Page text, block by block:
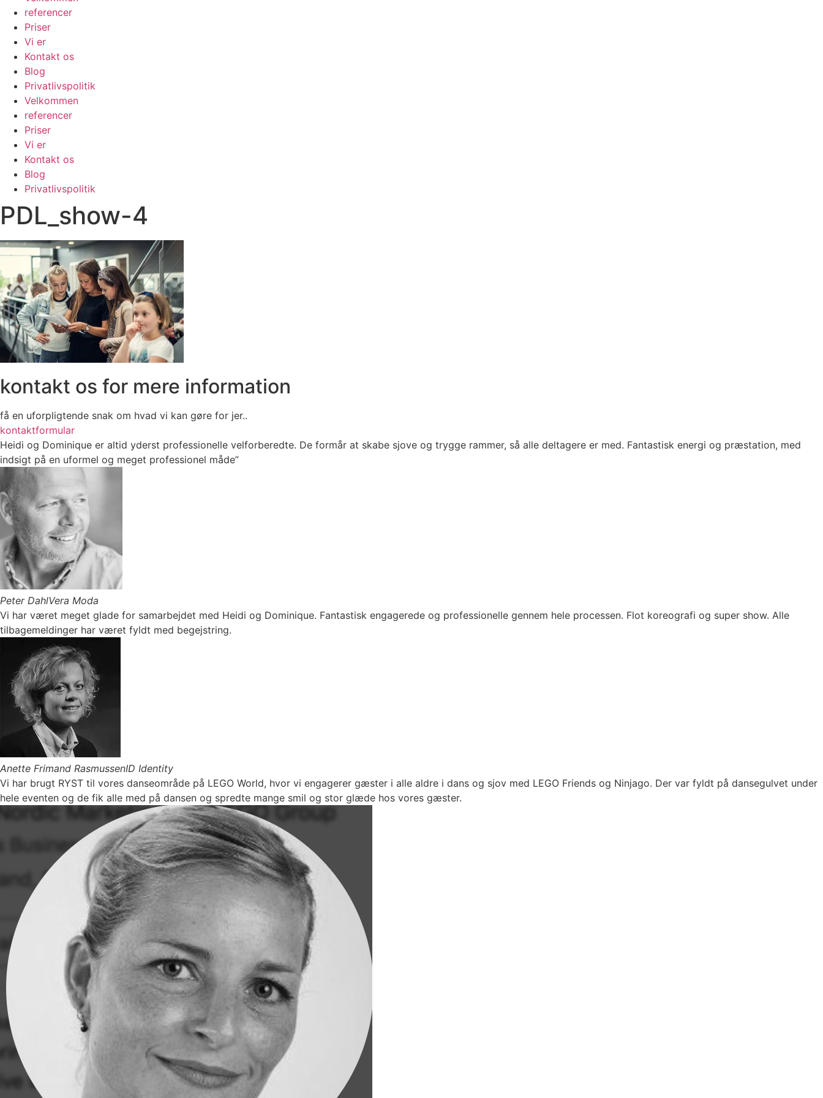
referencer
Priser
Vi er
Kontakt os
Blog
Privatlivspolitik
Velkommen
referencer
Priser
Vi er
Kontakt os
Blog
Privatlivspolitik
PDL_show-4
kontakt os for mere information
få en uforpligtende snak om hvad vi kan gøre for jer..
kontaktformular
Heidi og Dominique er altid yderst professionelle velforberedte. De formår at skabe sjove og trygge rammer, så alle deltagere er med. Fantastisk energi og præstation, med
indsigt på en uformel og meget professionel måde”
Peter DahlVera Moda
Vi har været meget glade for samarbejdet med Heidi og Dominique. Fantastisk engagerede og professionelle gennem hele processen. Flot koreografi og super show. Alle
tilbagemeldinger har været fyldt med begejstring.
Anette Frimand RasmussenID Identity
Vi har brugt RYST til vores danseområde på LEGO World, hvor vi engagerer gæster i alle aldre i dans og sjov med LEGO Friends og Ninjago. Der var fyldt på dansegulvet under
hele eventen og de fik alle med på dansen og spredte mange smil og stor glæde hos vores gæster.